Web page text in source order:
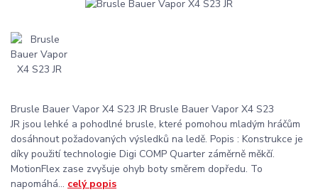
Brusle Bauer Vapor X4 S23 JR Brusle Bauer Vapor X4 S23
JR jsou lehké a pohodlné brusle, které pomohou mladým hráčům
dosáhnout požadovaných výsledků na ledě. Popis : Konstrukce je
díky použití technologie Digi COMP Quarter záměrně měkčí.
MotionFlex zase zvyšuje ohyb boty směrem dopředu. To
napomáhá... celý popis